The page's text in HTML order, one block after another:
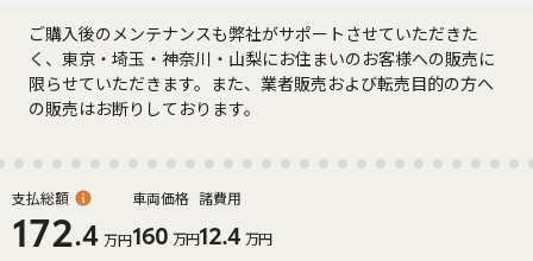
ご購入後のメンテナンスも弊社がサポートさせていただきた
く、東京・埼玉・神奈川・山梨にお住まいのお客様への販売に
限らせていただきます。また、業者販売および転売目的の方へ
の販売はお断りしております。
支払総額
172.4 万円
車両価格
160 万円
諸費用
12.4 万円